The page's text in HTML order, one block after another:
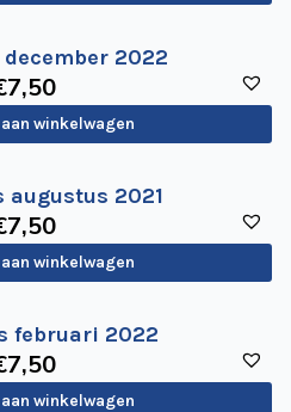
december 2022
7,50
winkelwagen
augustus 2021
7,50
winkelwagen
februari 2022
7,50
winkelwagen